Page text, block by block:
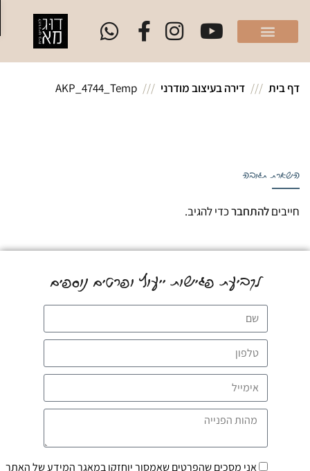
בית דירה בעיצוב מודרני AKP_4744_Temp
תגובה
להתחברכדי להגיב.
לקביעת פגישות ייעוץ ופרטים נוספים
אני מסכים שהפרטים שאמסור יוחזקו במאגר המידע של האתר